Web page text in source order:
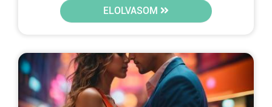
ELOLVASOM